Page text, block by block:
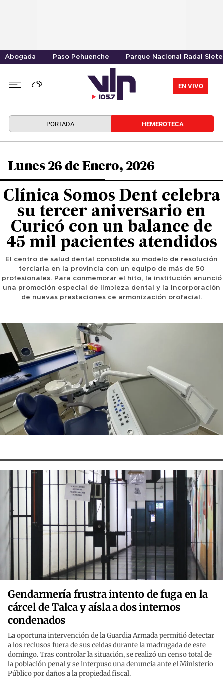
Abogada Paso Pehuenche Parque Nacional Radal Siete
EN VIVO
PORTADA HEMEROTECA
Lunes 26 de Enero, 2026
Clínica Somos Dent celebra
su tercer aniversario en
Curicó con un balance de
45 mil pacientes atendidos
El centro de salud dental consolida su modelo de resolución
terciaria en la provincia con un equipo de más de 50
profesionales. Para conmemorar el hito, la institución anunció
una promoción especial de limpieza dental y la incorporación
de nuevas prestaciones de armonización orofacial.
Gendarmería frustra intento de fuga en la
cárcel de Talca y aísla a dos internos
condenados
La oportuna intervención de la Guardia Armada permitió detectar
a los reclusos fuera de sus celdas durante la madrugada de este
domingo. Tras controlar la situación, se realizó un censo total de
la población penal y se interpuso una denuncia ante el Ministerio
Público por daños a la propiedad fiscal.